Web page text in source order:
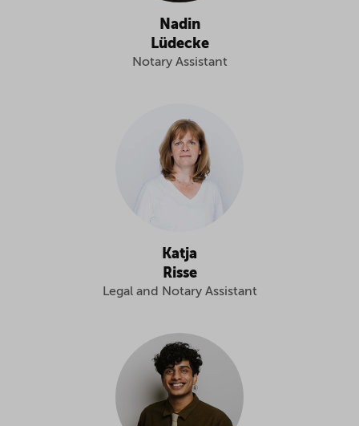
Nadin
Lüdecke
Notary Assistant
Katja
Risse
Legal and Notary Assistant